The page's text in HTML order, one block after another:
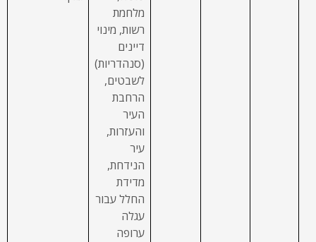
מלחמת
רשות, מינוי
דיינים
(סנהדריות)
לשבטים,
הרחבת
העיר
והעזרות,
עיר
הנידחת,
מדידת
החלל עבור
עגלה
ערופה